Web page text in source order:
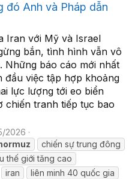
đó Anh và Pháp dẫn
Iran với Mỹ và Israel
bắn, tình hình vẫn vô
Những báo cáo mới nhất
đầu việc tập hợp khoảng
lực lượng tới eo biển
chiến tranh tiếp tục bao
2026
chiến sự trung đông
thế giới tăng cao
iran
liên minh 40 quốc gia